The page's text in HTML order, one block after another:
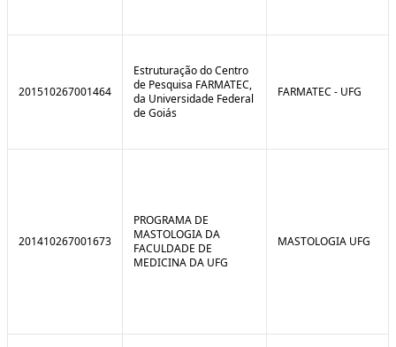
201510267001464
Estruturação do Centro
de Pesquisa FARMATEC,
da Universidade Federal
de Goiás
FARMATEC - UFG
201410267001673
PROGRAMA DE
MASTOLOGIA DA
FACULDADE DE
MEDICINA DA UFG
MASTOLOGIA UFG